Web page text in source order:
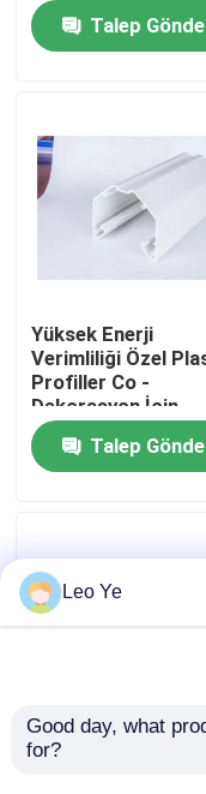
Ürün
Hakkımızda
Fabrika turu
Kalite Kontrolü
Bizimle İletişim
Haberler
Talep
Yüksek Enerji
Verimliliği Özel
Profiller Co -
Dekorasyon İçin
Ekstrüzyon Tipi
Talep
Yapı / Dekorasyon
Leo Ye
Good day, what
for?